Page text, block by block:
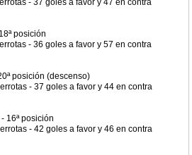
- 37 goles a favor y 47 en contra
posición
- 36 goles a favor y 57 en contra
posición (descenso)
- 37 goles a favor y 44 en contra
16ª posición
- 42 goles a favor y 46 en contra